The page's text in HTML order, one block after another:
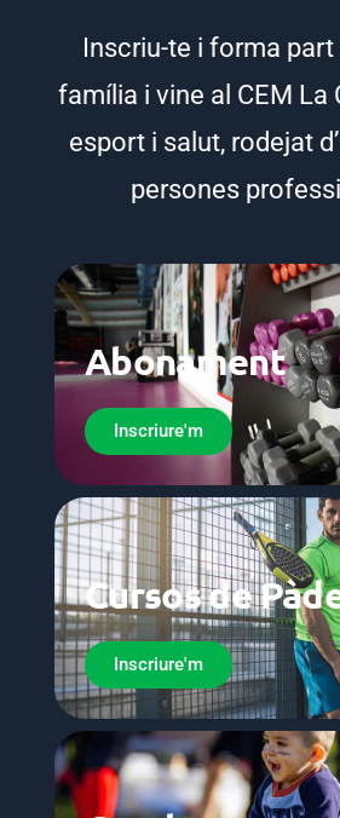
Inscriu-te i forma part
família i vine al CEM La
esport i salut, rodejat
persones
Abonament
Inscriure'm
Cursos de
Inscriure'm